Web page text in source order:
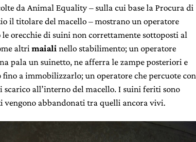
da Animal Equality – sulla cui base la Procura di
il titolare del macello – mostrano un operatore
orecchie di suini non correttamente sottoposti al
altri maiali nello stabilimento; un operatore
pala un suinetto, ne afferra le zampe posteriori e
a immobilizzarlo; un operatore che percuote con
all’interno del macello. I suini feriti sono
vengono abbandonati tra quelli ancora vivi.